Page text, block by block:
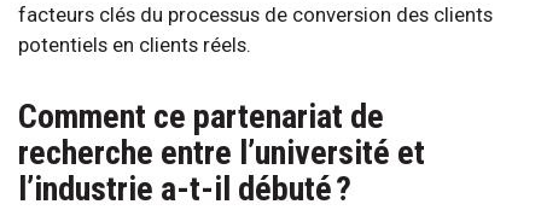
facteurs clés du processus de conversion des clients
potentiels en clients réels.
Comment ce partenariat de
recherche entre l’université et
l’industrie a-t-il débuté ?